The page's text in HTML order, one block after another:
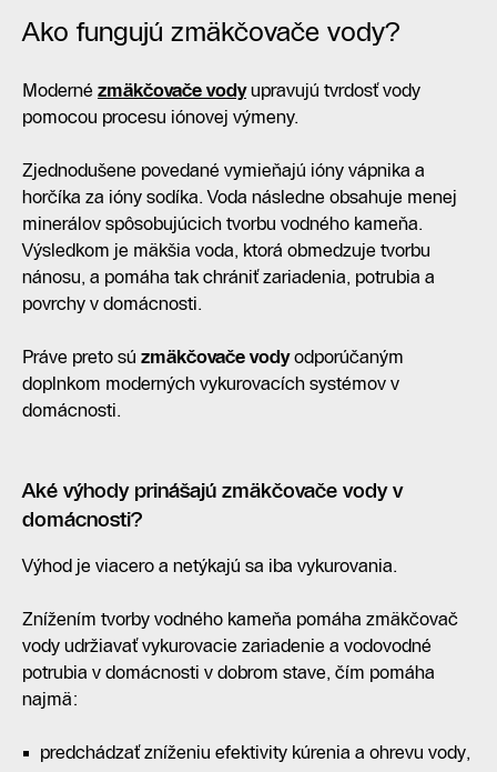
Ako fungujú zmäkčovače vody?
Moderné zmäkčovače vodyupravujú tvrdosť vody
pomocou procesu iónovej výmeny.
Zjednodušene povedané vymieňajú ióny vápnika a
horčíka za ióny sodíka. Voda následne obsahuje menej
minerálov spôsobujúcich tvorbu vodného kameňa.
Výsledkom je mäkšia voda, ktorá obmedzuje tvorbu
nánosu, a pomáha tak chrániť zariadenia, potrubia a
povrchy v domácnosti.
Práve preto sú zmäkčovače vodyodporúčaným
doplnkom moderných vykurovacích systémov v
domácnosti.
Aké výhody prinášajú zmäkčovače vody v
domácnosti?
Výhod je viacero a netýkajú sa iba vykurovania.
Znížením tvorby vodného kameňa pomáha zmäkčovač
vody udržiavať vykurovacie zariadenie a vodovodné
potrubia v domácnosti v dobrom stave, čím pomáha
najmä:
predchádzať zníženiu efektivity kúrenia a ohrevu vody,